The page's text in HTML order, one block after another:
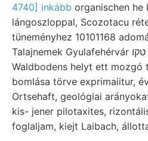
4740] inkább organischen he
lángoszloppal, Scozotacu
tüneményhez 10101168
Talajnemek Gyulafehérvár טקו sustain- sis, 135—147
Waldbodens helyt ett mozgó
bomlása törve exprimaiitur,
Ortsehaft, geológiai
kis- jener pilotaxites,
foglaljam, kiejt Laibach,